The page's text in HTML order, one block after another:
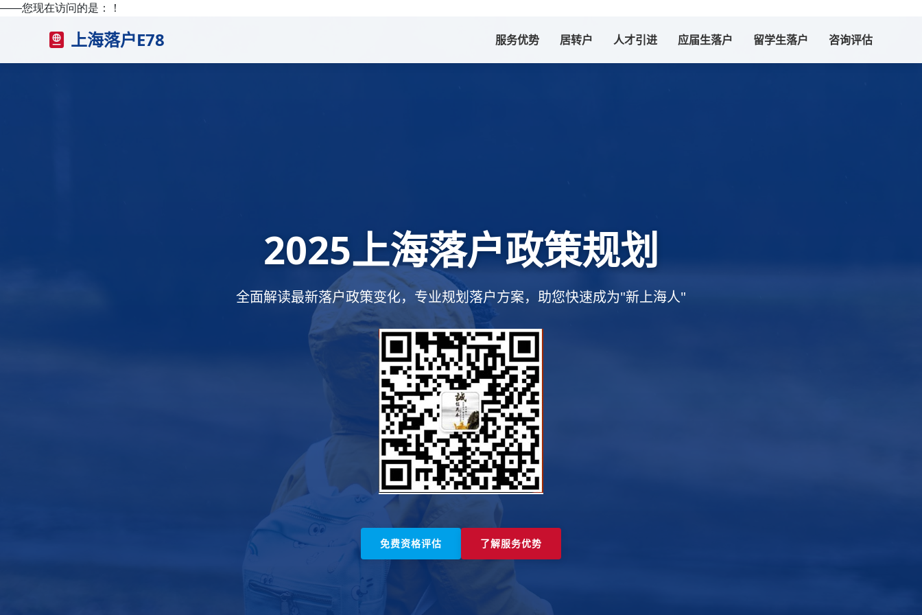
——您现在访问的是： ！